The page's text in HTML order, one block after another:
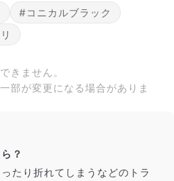
#コニカルブラック
きません。
部が変更になる場合がありま
？
たり折れてしまうなどのトラ